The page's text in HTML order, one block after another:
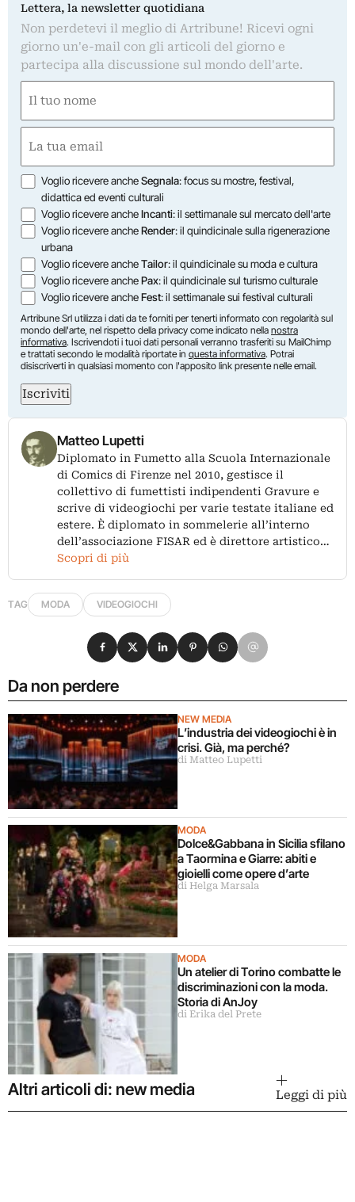
Lettera, la newsletter quotidiana
Non perdetevi il meglio di Artribune! Ricevi ogni
giorno un'e-mail con gli articoli del giorno e
partecipa alla discussione sul mondo dell'arte.
(Obbligatorio)
Nome
(Obbligatorio)
Opzioni
Voglio ricevere ancheSegnala: focus su mostre, festival,
didattica ed eventi culturali
Voglio ricevere ancheIncanti: il settimanale sul mercato dell'arte
Voglio ricevere ancheRender: il quindicinale sulla rigenerazione
urbana
Voglio ricevere ancheTailor: il quindicinale su moda e cultura
Voglio ricevere anchePax: il quindicinale sul turismo culturale
Voglio ricevere ancheFest: il settimanale sui festival culturali
Artribune Srl utilizza i dati da te forniti per tenerti informato con regolarità sul
mondo dell'arte, nel rispetto della privacy come indicato nella nostra
informativa. Iscrivendoti i tuoi dati personali verranno trasferiti su MailChimp
e trattati secondo le modalità riportate in questa informativa. Potrai
disiscriverti in qualsiasi momento con l'apposito link presente nelle email.
Iscriviti
Matteo Lupetti
Diplomato in Fumetto alla Scuola Internazionale
di Comics di Firenze nel 2010, gestisce il
collettivo di fumettisti indipendenti Gravure e
scrive di videogiochi per varie testate italiane ed
estere. È diplomato in sommelerie all’interno
dell’associazione FISAR ed è direttore artistico…
Scopri di più
TAG MODA VIDEOGIOCHI
Da non perdere
NEW MEDIA
L’industria dei videogiochi è in
crisi. Già, ma perché?
di Matteo Lupetti
MODA
Dolce&Gabbana in Sicilia sfilano
a Taormina e Giarre: abiti e
gioielli come opere d’arte
di Helga Marsala
MODA
Un atelier di Torino combatte le
discriminazioni con la moda.
Storia di AnJoy
di Erika del Prete
Condividi su Facebook
Condividi su X
Condividi su LinkedIn
Condividi su Pinterest
Condividi su WhatsApp
Condividi su Email
Altri articoli di: new media Leggi di più